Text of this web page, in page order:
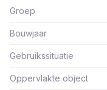
Groep
Bouwjaar
Gebruikssituatie
Oppervlakte object